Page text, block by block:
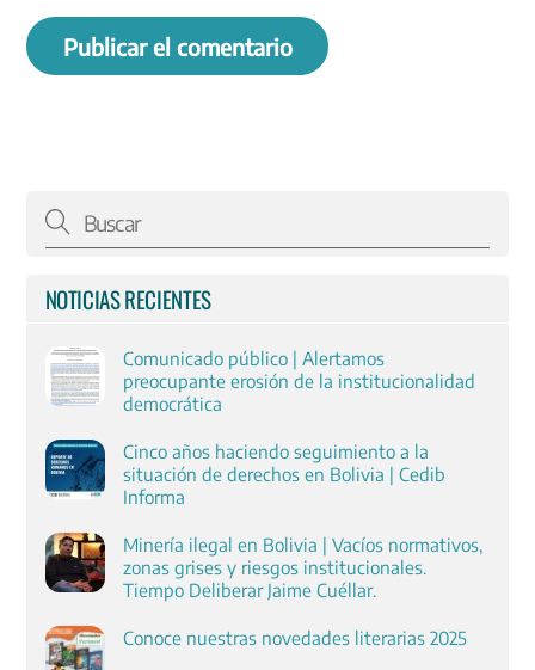
NOTICIAS RECIENTES
Comunicado público | Alertamos
preocupante erosión de la institucionalidad
democrática
Cinco años haciendo seguimiento a la
situación de derechos en Bolivia | Cedib
Informa
Minería ilegal en Bolivia | Vacíos normativos,
zonas grises y riesgos institucionales.
Tiempo Deliberar Jaime Cuéllar.
Conoce nuestras novedades literarias 2025